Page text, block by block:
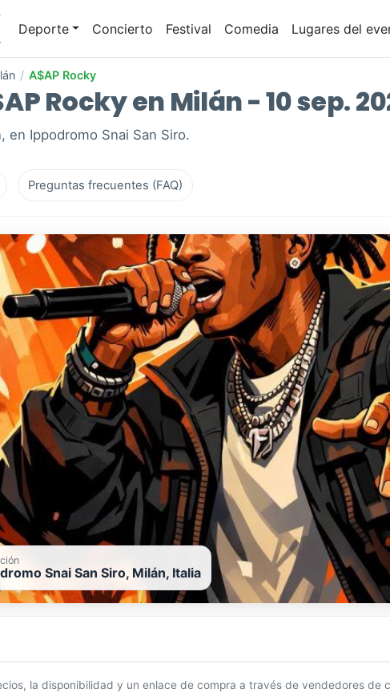
Deporte Concierto Festival Comedia Lugares del
/ A$AP Rocky
Rocky en Milán - 10 sep.
en Ippodromo Snai San Siro.
Preguntas frecuentes (FAQ)
Snai San Siro, Milán, Italia
la disponibilidad y un enlace de compra a través de vendedores de